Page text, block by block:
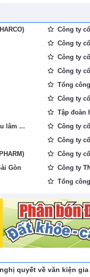
lâm ...
Gòn
Công ty
Công ty
Công ty
Công ty
Tổng
Công ty
Tập đoàn
Công ty
Công ty
Công ty
Công ty
Tổng
quyết về văn kiện